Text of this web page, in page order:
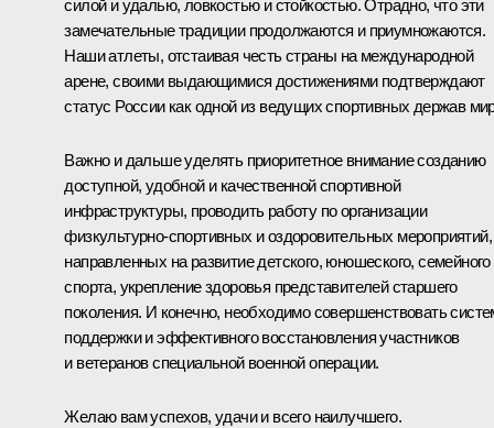
силой и удалью, ловкостью и стойкостью. Отрадно, что эти
замечательные традиции продолжаются и приумножаются.
Наши атлеты, отстаивая честь страны на международной
арене, своими выдающимися достижениями подтверждают
статус России как одной из ведущих спортивных держав
Важно и дальше уделять приоритетное внимание созданию
доступной, удобной и качественной спортивной
инфраструктуры, проводить работу по организации
физкультурно-спортивных и оздоровительных мероприятий,
направленных на развитие детского, юношеского, семейного
спорта, укрепление здоровья представителей старшего
поколения. И конечно, необходимо совершенствовать
поддержки и эффективного восстановления участников
и ветеранов специальной военной операции.
Желаю вам успехов, удачи и всего наилучшего.